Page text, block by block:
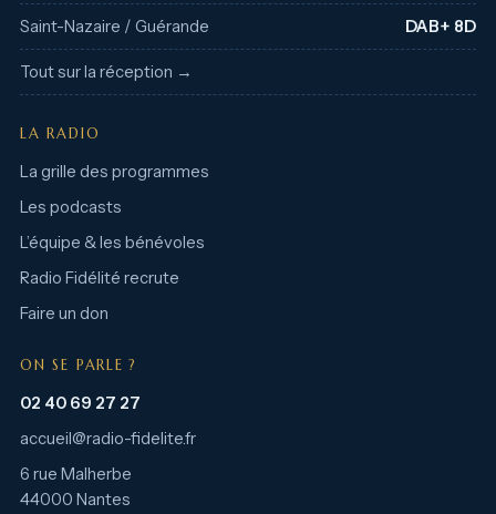
Saint-Nazaire / Guérande DAB+ 8D
Tout sur la réception →
LA RADIO
La grille des programmes
Les podcasts
L’équipe & les bénévoles
Radio Fidélité recrute
Faire un don
ON SE PARLE ?
02 40 69 27 27
accueil@radio-fidelite.fr
6 rue Malherbe
44000 Nantes